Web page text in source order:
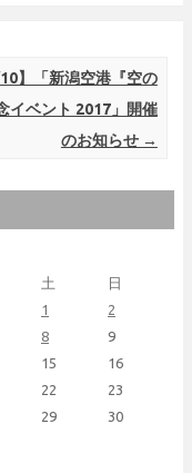
10】「新潟空港『空の
イベント 2017」開催
のお知らせ →
土 日
1
2
8
9
15
16
22
23
29
30